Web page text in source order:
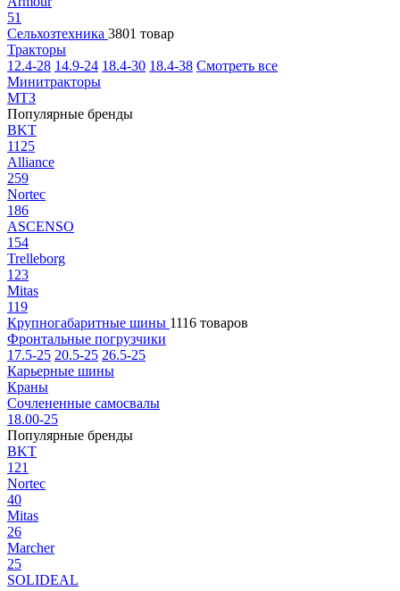
51
Сельхозтехника 3801 товар
Тракторы
12.4-28 14.9-24 18.4-30 18.4-38 Смотреть все
Минитракторы
МТЗ
Популярные бренды
BKT
1125
Alliance
259
Nortec
186
ASCENSO
154
Trelleborg
123
Mitas
119
Крупногабаритные шины 1116 товаров
Фронтальные погрузчики
17.5-25 20.5-25 26.5-25
Карьерные шины
Краны
Сочлененные самосвалы
18.00-25
Популярные бренды
BKT
121
Nortec
40
Mitas
26
Marcher
25
SOLIDEAL